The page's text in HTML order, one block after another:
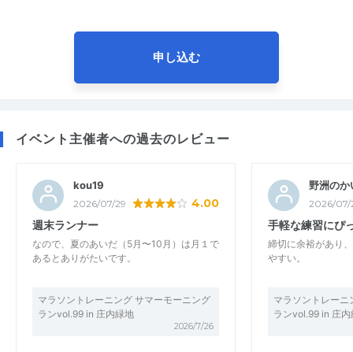
申し込む
イベント主催者への過去のレビュー
kou19
2026/07/29 4.00
週末ランナー
なので、夏のあいだ（5月〜10月）は月１で
あるとありがたいです。
マラソントレーニング サマーモーニング
ランvol.99 in 庄内緑地
2026/7/26
野洲のか
2026/07/
手軽な練習にぴ
締切に余裕があり
やすい。
マラソントレーニ
ランvol.99 in 庄内